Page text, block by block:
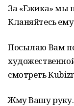
За «Ежика» мы
Кланяйтесь ему
Посылаю Вам
смотреть
Жму Вашу